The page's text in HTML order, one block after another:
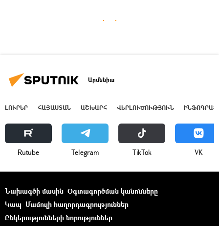
Արմենիա
ԼՈՒՐԵՐ ՀԱՅԱՍՏԱՆ ԱՇԽԱՐՀ ՎԵՐԼՈՒԾՈՒԹՅՈՒՆ
Rutube Telegram ТikТоk VK
Նախագծի մասին Օգտագործման կանոնները
Կապ Մամուլի հաղորդագրություններ
Ընկերությունների նորություններ